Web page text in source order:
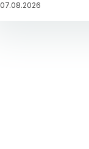
07.08.2026